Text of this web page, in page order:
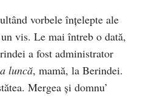
vorbele înţelepte ale
vis. Le mai întreb o dată,
a fost administrator
luncă, mamă, la Berindei.
Mergea şi domnu’